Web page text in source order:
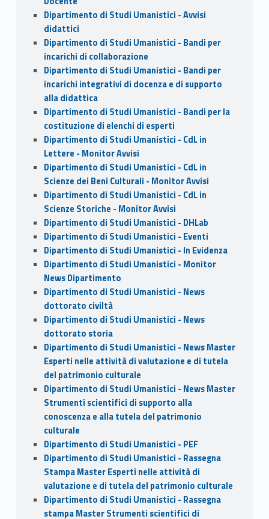
Dipartimento di Studi Umanistici - Avvisi
didattici
Dipartimento di Studi Umanistici - Bandi per
incarichi di collaborazione
Dipartimento di Studi Umanistici - Bandi per
incarichi integrativi di docenza e di supporto
alla didattica
Dipartimento di Studi Umanistici - Bandi per la
costituzione di elenchi di esperti
Dipartimento di Studi Umanistici - CdL in
Lettere - Monitor Avvisi
Dipartimento di Studi Umanistici - CdL in
Scienze dei Beni Culturali - Monitor Avvisi
Dipartimento di Studi Umanistici - CdL in
Scienze Storiche - Monitor Avvisi
Dipartimento di Studi Umanistici - DHLab
Dipartimento di Studi Umanistici - Eventi
Dipartimento di Studi Umanistici - In Evidenza
Dipartimento di Studi Umanistici - Monitor
News Dipartimento
Dipartimento di Studi Umanistici - News
dottorato civiltà
Dipartimento di Studi Umanistici - News
dottorato storia
Dipartimento di Studi Umanistici - News Master
Esperti nelle attività di valutazione e di tutela
del patrimonio culturale
Dipartimento di Studi Umanistici - News Master
Strumenti scientifici di supporto alla
conoscenza e alla tutela del patrimonio
culturale
Dipartimento di Studi Umanistici - PEF
Dipartimento di Studi Umanistici - Rassegna
Stampa Master Esperti nelle attività di
valutazione e di tutela del patrimonio culturale
Dipartimento di Studi Umanistici - Rassegna
stampa Master Strumenti scientifici di